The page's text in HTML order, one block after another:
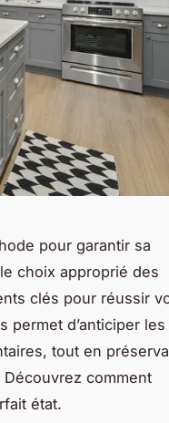
pour garantir sa
choix approprié des
clés pour réussir
permet d’anticiper les
tout en
comment
état.